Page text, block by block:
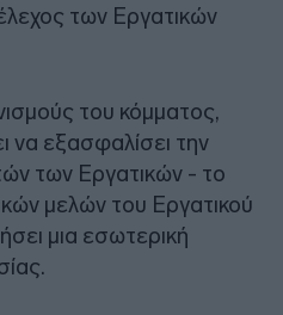
των Εργατικών
του κόμματος,
εξασφαλίσει την
των Εργατικών - το
μελών του Εργατικού
μια εσωτερική